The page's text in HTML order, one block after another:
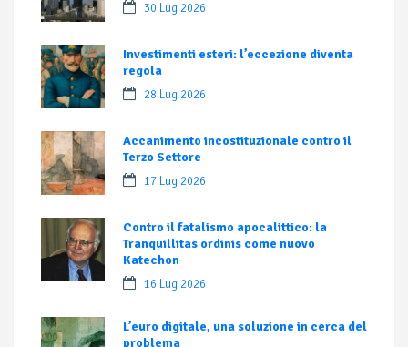
30 Lug 2026
Investimenti esteri: l’eccezione diventa
regola
28 Lug 2026
Accanimento incostituzionale contro il
Terzo Settore
17 Lug 2026
Contro il fatalismo apocalittico: la
Tranquillitas ordinis come nuovo
Katechon
16 Lug 2026
L’euro digitale, una soluzione in cerca del
problema